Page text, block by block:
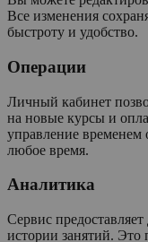
Все изменения
быстроту и удобство.
Операции
Личный кабинет
на новые курсы и
управление временем
любое время.
Аналитика
Сервис
истории занятий. Это